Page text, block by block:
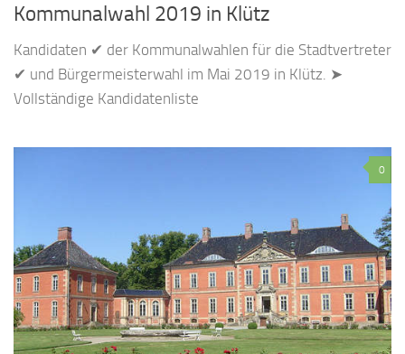
Kommunalwahl 2019 in Klütz
Kandidaten ✔ der Kommunalwahlen für die Stadtvertreter
✔ und Bürgermeisterwahl im Mai 2019 in Klütz. ➤
Vollständige Kandidatenliste
0